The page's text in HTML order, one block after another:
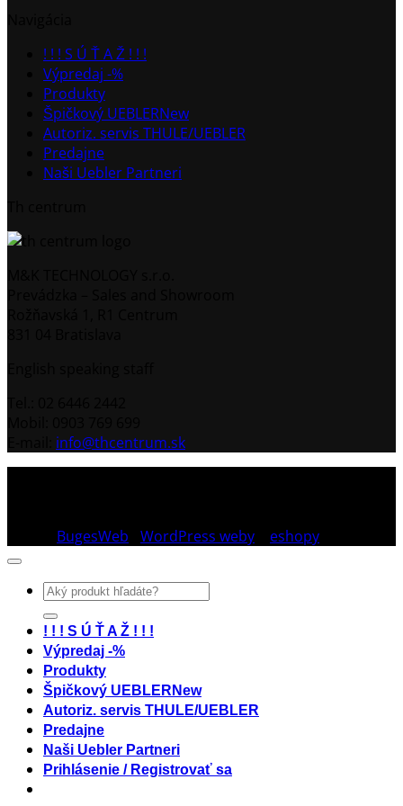
! ! ! S Ú Ť A Ž ! ! !
Výpredaj -%
Produkty
Špičkový UEBLER
Autoriz. servis THULE/UEBLER
Predajne
Naši Uebler Partneri
info@thcentrum.sk
BugesWeb WordPress weby eshopy
Hľadať:
! ! ! S Ú Ť A Ž ! ! !
Výpredaj -%
Produkty
Špičkový UEBLER
Autoriz. servis THULE/UEBLER
Predajne
Naši Uebler Partneri
Prihlásenie / Registrovať sa